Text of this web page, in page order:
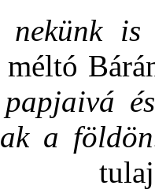
nekünk
méltó
a